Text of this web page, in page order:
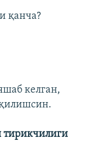
қанча?
келган,
тирикчилиги